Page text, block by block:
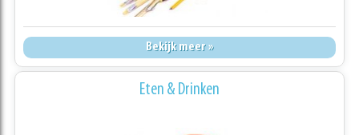
Bekijk meer »
Eten & Drinken